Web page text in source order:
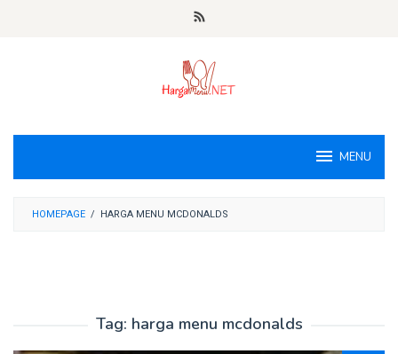
MENU
HOMEPAGE / HARGA MENU MCDONALDS
Tag: harga menu mcdonalds